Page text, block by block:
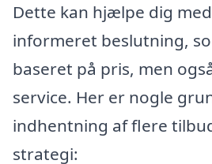
Dette kan hjælpe dig
informeret beslutning,
baseret på pris, men
service. Her er nogle
indhentning af flere
strategi: